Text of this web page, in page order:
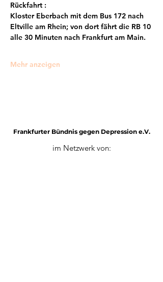
Rückfahrt :
Kloster Eberbach mit dem Bus 172 nach
Eltville am Rhein; von dort fährt die RB 10
alle 30 Minuten nach Frankfurt am Main.
Mehr anzeigen
Frankfurter Bündnis gegen Depression e.V.
im Netzwerk von: